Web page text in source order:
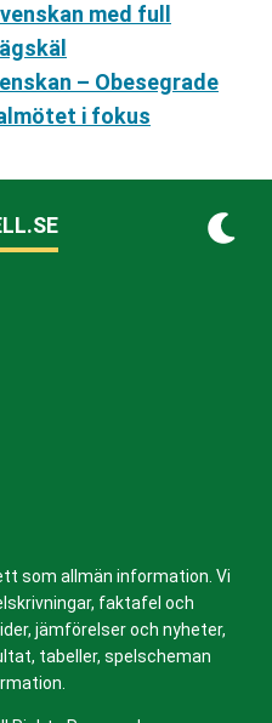
med full
– Obesegrade
i fokus
som allmän information. Vi
faktafel och
jämförelser och nyheter,
tabeller, spelscheman